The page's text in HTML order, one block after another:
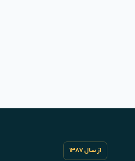
از سال ۱۳۸۷